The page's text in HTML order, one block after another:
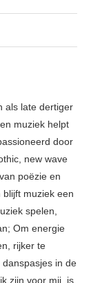
als late dertiger
muziek helpt
door
new wave
poëzie en
muziek een
spelen,
Om energie
rijker te
in de
zijn voor mij, is